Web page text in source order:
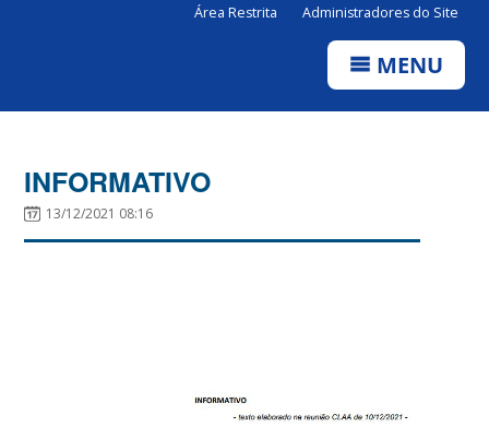
Área Restrita Administradores do Site
MENU
INFORMATIVO
13/12/2021 08:16